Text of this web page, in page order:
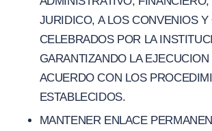
JURIDICO, A LOS CONVENIOS Y
CELEBRADOS POR LA
GARANTIZANDO LA EJECUCION
ACUERDO CON LOS
ESTABLECIDOS.
MANTENER ENLACE